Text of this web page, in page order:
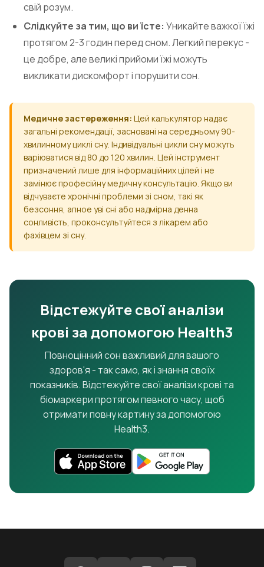
свій розум.
Слідкуйте за тим, що ви їсте: Уникайте важкої їжі
протягом 2-3 годин перед сном. Легкий перекус -
це добре, але великі прийоми їжі можуть
викликати дискомфорт і порушити сон.
Медичне застереження: Цей калькулятор надає
загальні рекомендації, засновані на середньому 90-
хвилинному циклі сну. Індивідуальні цикли сну можуть
варіюватися від 80 до 120 хвилин. Цей інструмент
призначений лише для інформаційних цілей і не
замінює професійну медичну консультацію. Якщо ви
відчуваєте хронічні проблеми зі сном, такі як
безсоння, апное уві сні або надмірна денна
сонливість, проконсультуйтеся з лікарем або
фахівцем зі сну.
Відстежуйте свої аналізи
крові за допомогою Health3
Повноцінний сон важливий для вашого
здоров'я - так само, як і знання своїх
показників. Відстежуйте свої аналізи крові та
біомаркери протягом певного часу, щоб
отримати повну картину за допомогою
Health3.